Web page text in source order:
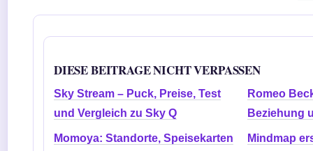
DIESE BEITRAGE NICHT VERPASSEN
Sky Stream – Puck, Preise, Test
und Vergleich zu Sky Q
Romeo
Beziehung
Momoya: Standorte, Speisekarten
Mindmap